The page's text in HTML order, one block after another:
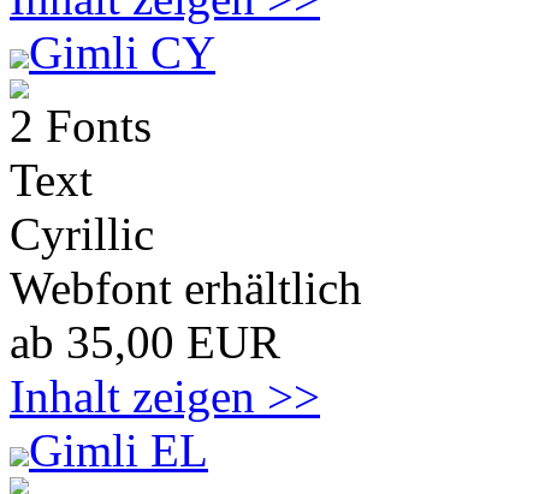
Gimli CY
2 Fonts
Text
Cyrillic
Webfont erhältlich
ab 35,00 EUR
Inhalt zeigen >>
Gimli EL